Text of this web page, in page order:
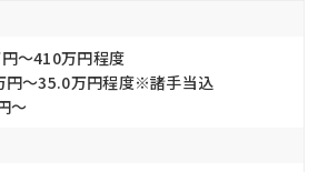
〜410万円程度
円〜35.0万円程度※諸手当込
〜